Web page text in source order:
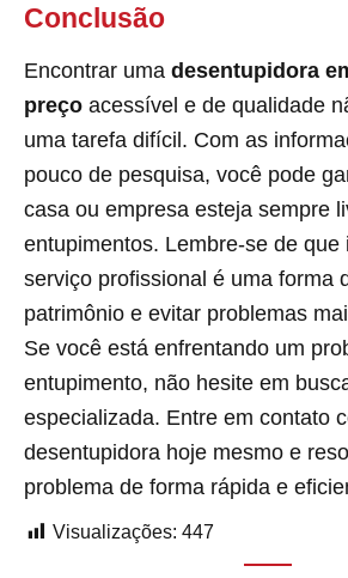
Conclusão
Encontrar uma desentupidora
preço acessível e de qualidade
uma tarefa difícil. Com as
pouco de pesquisa, você pode
casa ou empresa esteja sempre
entupimentos. Lembre-se de que
serviço profissional é uma forma
patrimônio e evitar problemas
Se você está enfrentando um
entupimento, não hesite em
especializada. Entre em contato
desentupidora hoje mesmo e
problema de forma rápida e
Visualizações: 447